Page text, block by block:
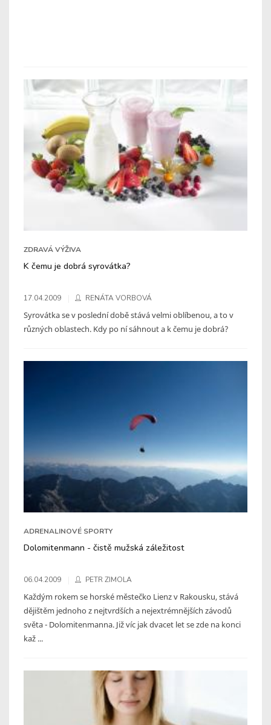
ZDRAVÁ VÝŽIVA
K čemu je dobrá syrovátka?
17.04.2009 RENÁTA VORBOVÁ
Syrovátka se v poslední době stává velmi oblíbenou, a to v
různých oblastech. Kdy po ní sáhnout a k čemu je dobrá?
ADRENALINOVÉ SPORTY
Dolomitenmann - čistě mužská záležitost
06.04.2009 PETR ZIMOLA
Každým rokem se horské městečko Lienz v Rakousku, stává
dějištěm jednoho z nejtvrdších a nejextrémnějších závodů
světa - Dolomitenmanna. Již víc jak dvacet let se zde na konci
kaž ...